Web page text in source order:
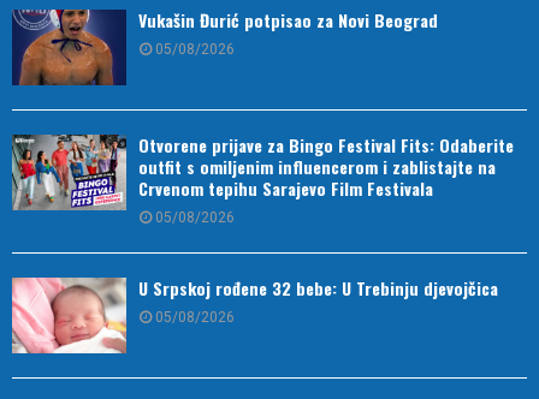
Vukašin Đurić potpisao za Novi Beograd
05/08/2026
Otvorene prijave za Bingo Festival Fits: Odaberite
outfit s omiljenim influencerom i zablistajte na
Crvenom tepihu Sarajevo Film Festivala
05/08/2026
U Srpskoj rođene 32 bebe: U Trebinju djevojčica
05/08/2026